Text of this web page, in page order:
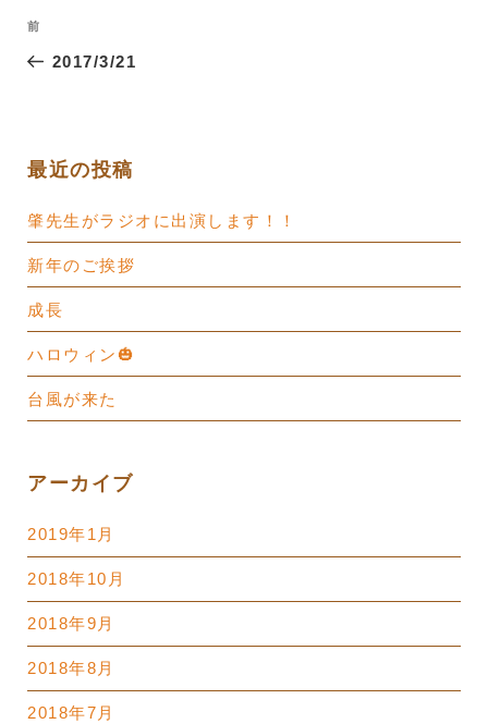
投
ナ
ー
ョ
ン
過
去
前
2017/3/21
最近の投稿
肇先生がラジオに出演します！！
新年のご挨拶
成長
ハロウィン🎃
台風が来た
アーカイブ
2019年1月
2018年10月
2018年9月
2018年8月
2018年7月